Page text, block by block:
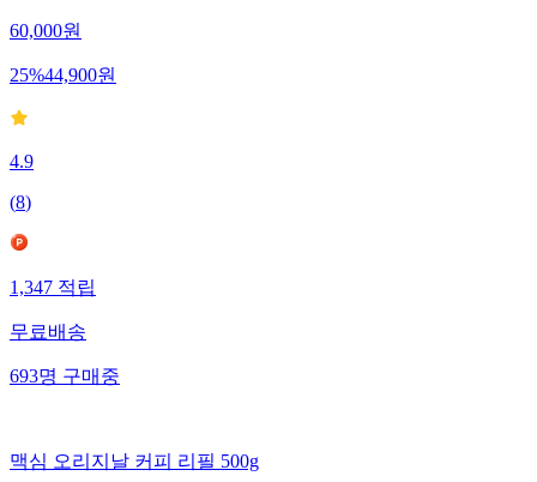
60,000원
25%44,900원
4.9
(8)
1,347적립
무료배송
693명구매중
맥심 오리지날 커피 리필 500g